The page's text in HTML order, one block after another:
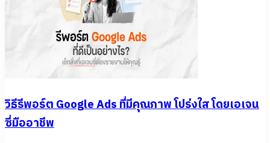
วิธีรีพอร์ต Google Ads ที่มีคุณภาพ โปร่งใส โดยเอเจน
ซี่มืออาชีพ